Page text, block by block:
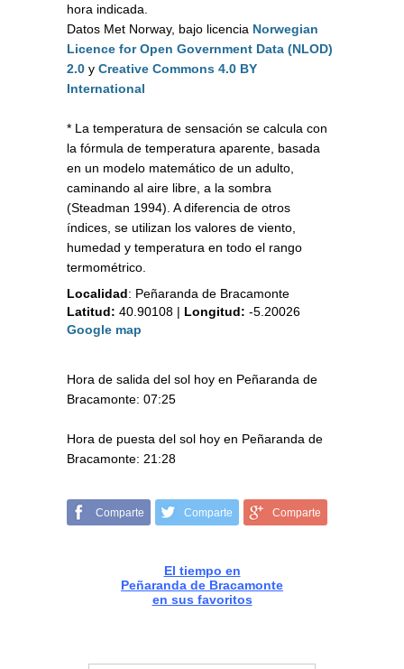
hora indicada.
Datos Met Norway, bajo licencia Norwegian
Licence for Open Government Data (NLOD)
2.0 y Creative Commons 4.0 BY
International
* La temperatura de sensación se calcula con
la fórmula de temperatura aparente, basada
en un modelo matemático de un adulto,
caminando al aire libre, a la sombra
(Steadman 1994). A diferencia de otros
índices, se utilizan los valores de viento,
humedad y temperatura en todo el rango
termométrico.
Localidad: Peñaranda de Bracamonte
Latitud: 40.90108 | Longitud: -5.20026
Google map
Hora de salida del sol hoy en Peñaranda de
Bracamonte: 07:25
Hora de puesta del sol hoy en Peñaranda de
Bracamonte: 21:28
Comparte Comparte Comparte
El tiempo en
Peñaranda de Bracamonte
en sus favoritos